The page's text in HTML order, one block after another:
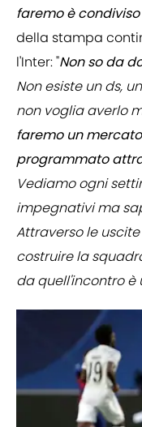
faremo è
della stampa
l'Inter: "Non so da
Non esiste un ds,
non voglia averlo
faremo un
programmato
Vediamo ogni
impegnativi ma
Attraverso le
costruire la
da quell'incontro è